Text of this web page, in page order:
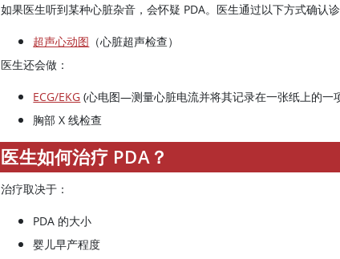
如果医生听到某种心脏杂音，会怀疑 PDA。医生通过以下方式确认诊
超声心动图 （心脏超声检查）
医生还会做：
ECG/EKG (心电图—测量心脏电流并将其记录在一张纸上的一
胸部 X 线检查
医生如何治疗 PDA？
治疗取决于：
PDA 的大小
婴儿早产程度